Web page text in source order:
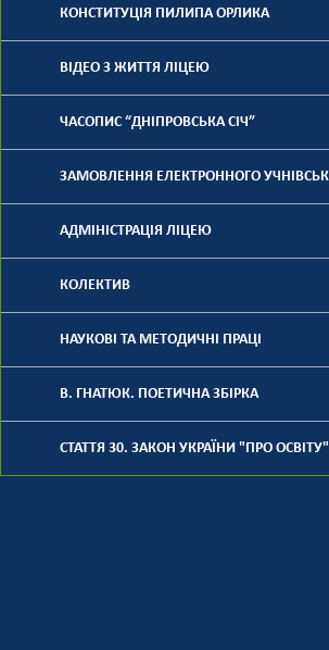
КОНСТИТУЦІЯ ПИЛИПА ОРЛИКА
ВІДЕО З ЖИТТЯ ЛІЦЕЮ
ЧАСОПИС “ДНІПРОВСЬКА СІЧ”
АДМІНІСТРАЦІЯ ЛІЦЕЮ
КОЛЕКТИВ
НАУКОВІ ТА МЕТОДИЧНІ ПРАЦІ
В. ГНАТЮК. ПОЕТИЧНА ЗБІРКА
СТАТТЯ 30. ЗАКОН УКРАЇНИ "ПРО ОСВІТУ"